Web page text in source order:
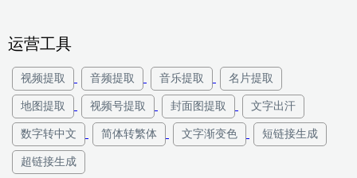
运营工具
视频提取 音频提取 音乐提取 名片提取
地图提取 视频号提取 封面图提取 文字出汗
数字转中文 简体转繁体 文字渐变色 短链接生成
超链接生成